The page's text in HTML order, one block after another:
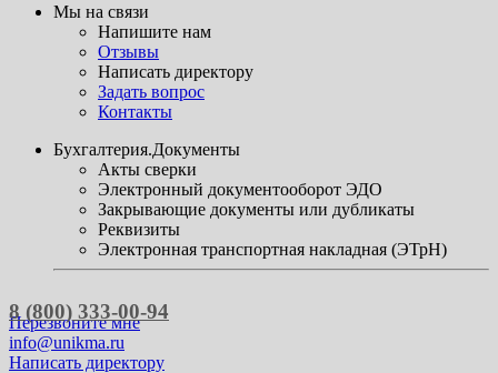
Мы на связи
Напишите нам
Отзывы
Написать директору
Задать вопрос
Контакты
Бухгалтерия.Документы
Акты сверки
Электронный документооборот ЭДО
Закрывающие документы или дубликаты
Реквизиты
Электронная транспортная накладная (ЭТрН)
8 (800) 333-00-94
Перезвоните мне
info@unikma.ru
Написать директору